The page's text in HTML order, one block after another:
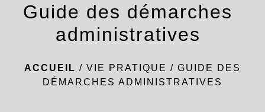
Guide des démarches
administratives
ACCUEIL / VIE PRATIQUE / GUIDE DES
DÉMARCHES ADMINISTRATIVES